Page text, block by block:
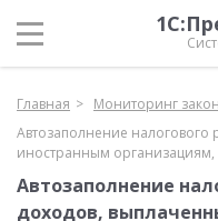
Главная Мониторинг
Автозаполнение налогового
иностранным
Автозаполнение
доходов,